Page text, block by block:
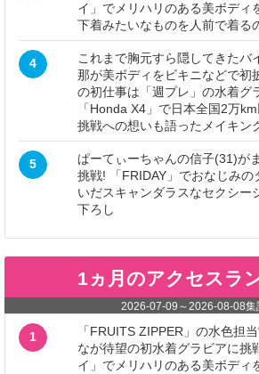
イ」でメリハリのある美ボディ
下着みたいなものを人前で着る
4
これまで胸元すら隠してきたバ
那が美ボディをビキニなどで初
の初仕事は「週プレ」の水着グ
「Honda X4」で日本全国2万
挑戦への想いも語ったメイキン
5
ぱーてぃーちゃんの信子(31)が
挑戦! 「FRIDAY」でおなじみ
いだスキャンダラスなセクシー
下ろし
1ヵ月のアクセスラ
2026-07-09 ～2026-08-08集
1
「FRUITS ZIPPER」の水色担
なが待望の初水着グラビアに挑
イ」でメリハリのある美ボディ